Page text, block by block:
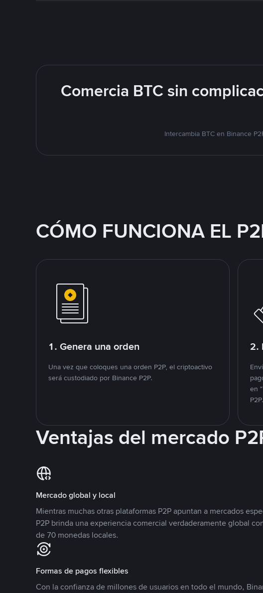
Comercia BTC sin
Intercambia BTC en Binance
CÓMO FUNCIONA EL
1. Genera una orden
Una vez que coloques una orden P2P, el criptoactivo
será custodiado por Binance P2P.
2.
en
P2P.
Ventajas del mercado
Mercado global y local
Mientras muchas otras plataformas P2P apuntan a mercados
P2P brinda una experiencia comercial verdaderamente global
de 70 monedas locales.
Formas de pagos flexibles
Con la confianza de millones de usuarios en todo el mundo,